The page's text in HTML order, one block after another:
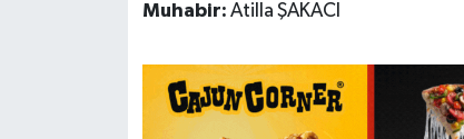
Muhabir: Atilla ŞAKACI